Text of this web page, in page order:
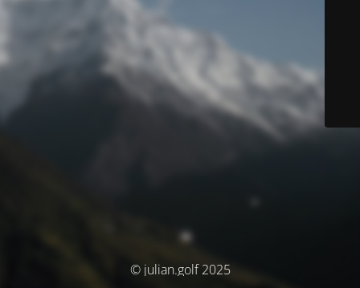
© julian.golf 2025